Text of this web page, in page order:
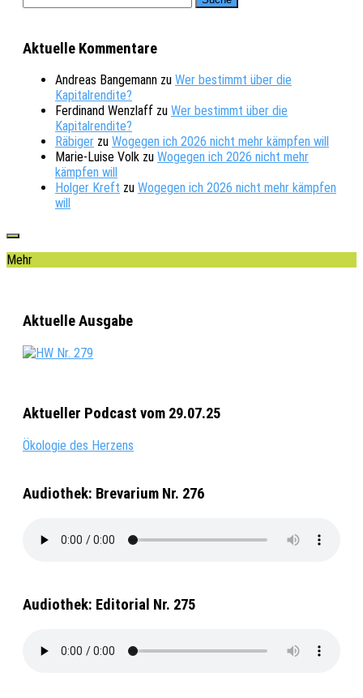
Aktuelle Kommentare
Andreas Bangemann zu Wer bestimmt über die
Kapitalrendite?
Ferdinand Wenzlaff zu Wer bestimmt über die
Kapitalrendite?
Räbiger zu Wogegen ich 2026 nicht mehr kämpfen will
Marie-Luise Volk zu Wogegen ich 2026 nicht mehr
kämpfen will
Holger Kreft zu Wogegen ich 2026 nicht mehr kämpfen
will
Mehr
Aktuelle Ausgabe
Aktueller Podcast vom 29.07.25
Ökologie des Herzens
Audiothek: Brevarium Nr. 276
Audiothek: Editorial Nr. 275